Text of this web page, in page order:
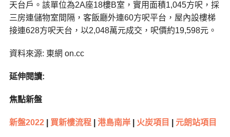
天台戶。該單位為2A座18樓B室，實用面積1,045方呎，採
三房連儲物室間隔，客飯廳外連60方呎平台，屋內設樓梯
接連628方呎天台，以2,048萬元成交，呎價約19,598元。
資料來源: 東網 on.cc
延伸閱讀:
焦點新盤
新盤2022| 買新樓流程| 港島南岸| 火炭項目 元朗站項目